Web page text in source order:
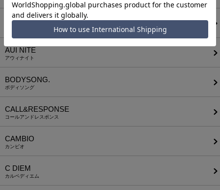
ATTACHMENT
AUI NITE
アウィナイト
BODYSONG.
ボディソング
CALL&RESPONSE
コールアンドレスポンス
CAMBIO
カンビオ
C DIEM
カルペディエム